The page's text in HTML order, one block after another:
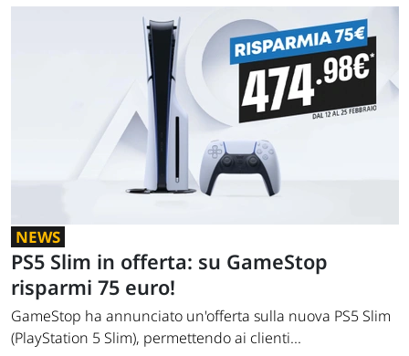
NEWS
PS5 Slim in offerta: su GameStop
risparmi 75 euro!
GameStop ha annunciato un'offerta sulla nuova PS5 Slim
(PlayStation 5 Slim), permettendo ai clienti...